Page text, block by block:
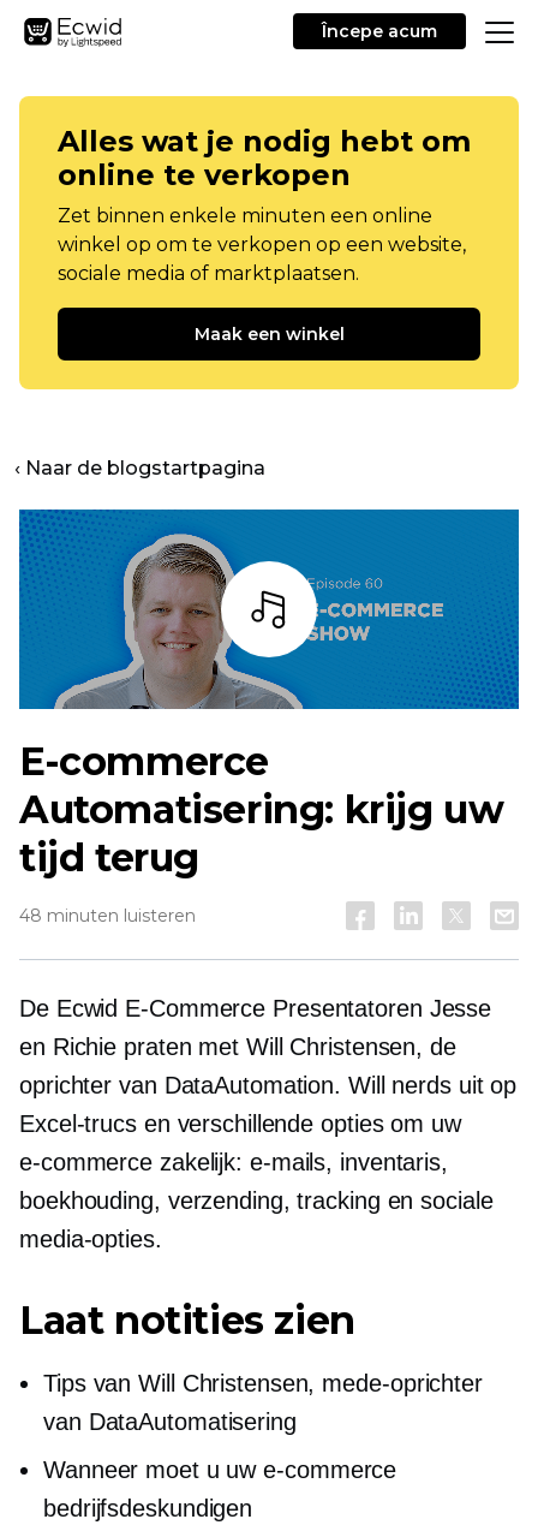
Începe acum
Alles wat je nodig hebt om
online te verkopen
Zet binnen enkele minuten een online
winkel op om te verkopen op een website,
sociale media of marktplaatsen.
Maak een winkel
‹ Naar de blogstartpagina
Listen
E-commerce
Automatisering: krijg uw
tijd terug
48 minuten luisteren
De Ecwid E-Commerce Presentatoren Jesse
en Richie praten met Will Christensen, de
oprichter van DataAutomation. Will nerds uit op
Excel-trucs en verschillende opties om uw
e-commerce zakelijk: e-mails, inventaris,
boekhouding, verzending, tracking en sociale
media-opties.
Laat notities zien
Tips van Will Christensen, mede-oprichter
van DataAutomatisering
Wanneer moet u uwe-commerce
bedrijfsdeskundigen